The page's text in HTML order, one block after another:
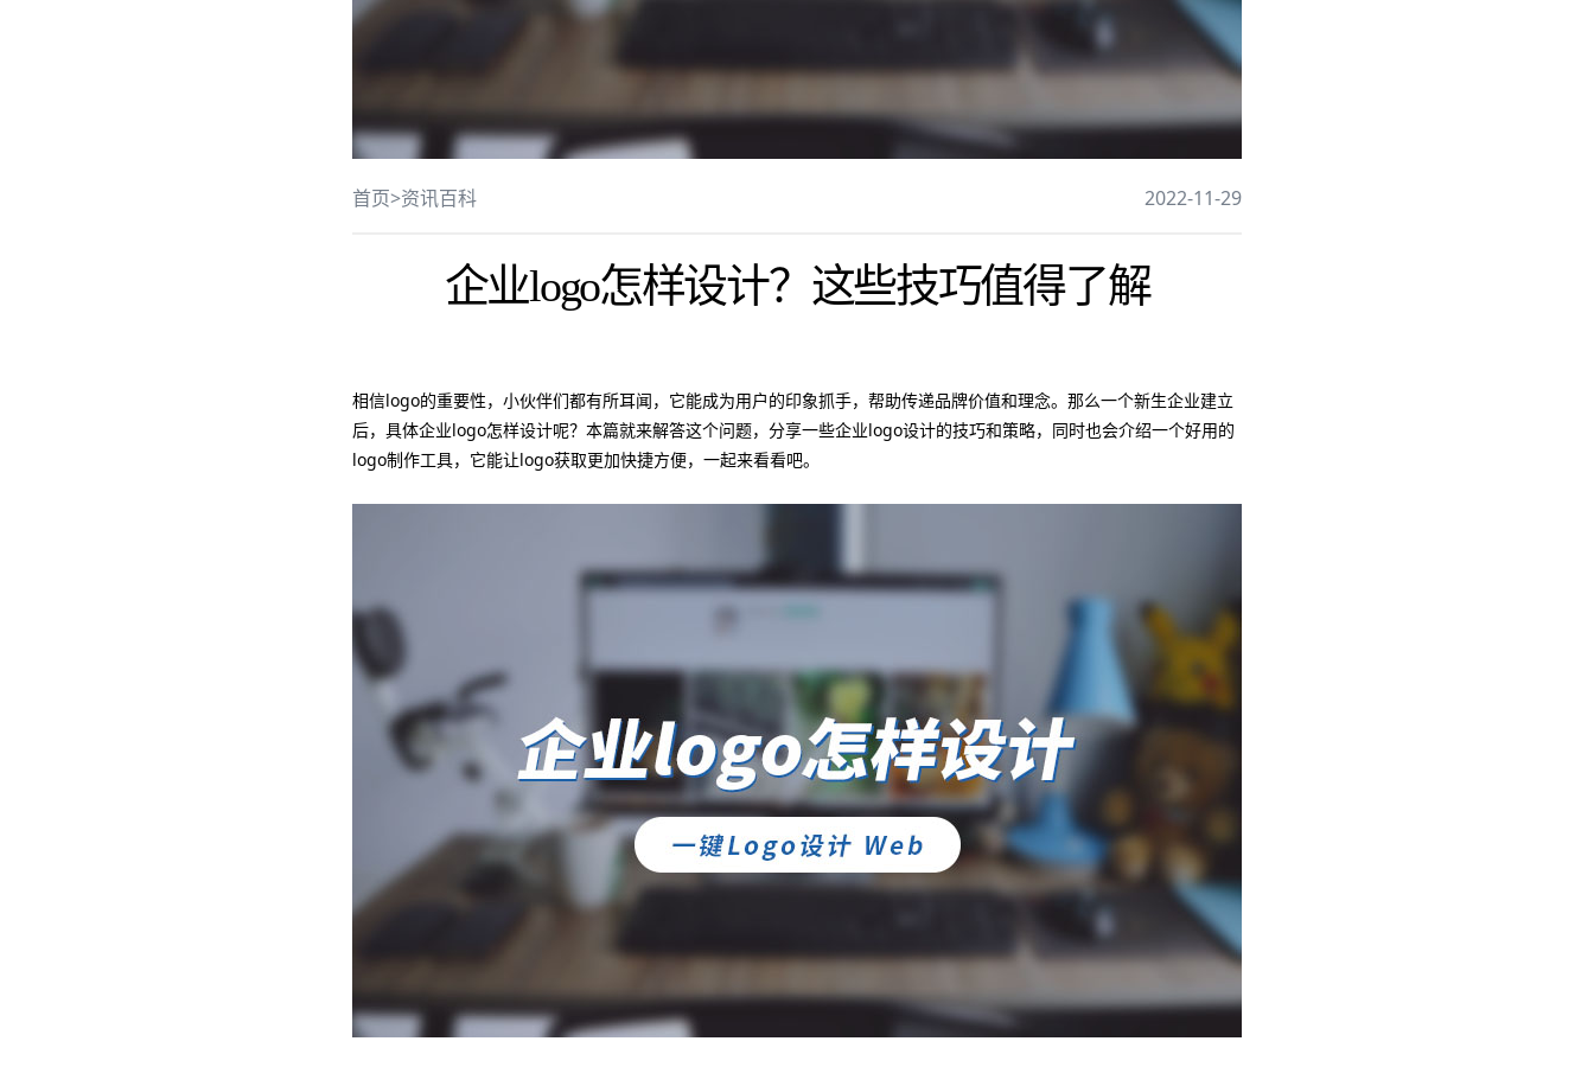
首页>资讯百科 2022-11-29
企业logo怎样设计？这些技巧值得了解
相信logo的重要性，小伙伴们都有所耳闻，它能成为用户的印象抓手，帮助传递品牌价值和理念。那么一个新生企业建立
后，具体企业logo怎样设计呢？本篇就来解答这个问题，分享一些企业logo设计的技巧和策略，同时也会介绍一个好用的
logo制作工具，它能让logo获取更加快捷方便，一起来看看吧。